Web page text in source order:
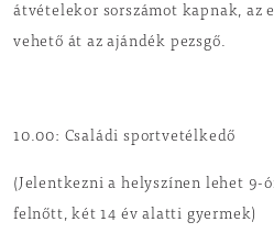
átvételekor sorszámot kapnak, az
vehető át az ajándék pezsgő.
10.00: Családi sportvetélkedő
(Jelentkezni a helyszínen lehet 9-
felnőtt, két 14 év alatti gyermek)